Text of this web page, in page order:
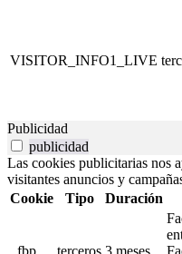
VISITOR_INFO1_LIVE
Publicidad
publicidad
Las cookies publicitarias nos
visitantes anuncios y
Cookie
Tipo Duración
_fbp terceros 3 meses